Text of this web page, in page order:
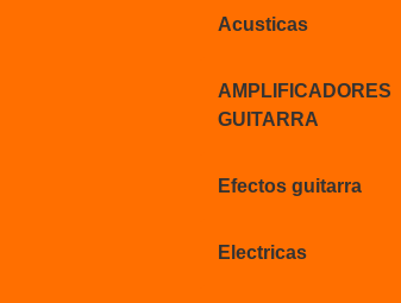
Acusticas
AMPLIFICADORES
GUITARRA
Efectos guitarra
Electricas